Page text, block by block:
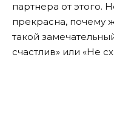
партнера от этого.
прекрасна, почему
такой
счастлив» или «Не